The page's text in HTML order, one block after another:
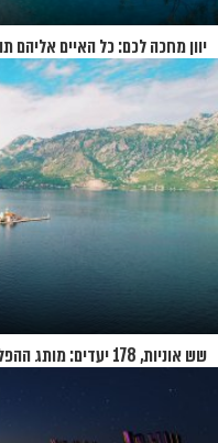
יוון מחכה לכם: כל האיים אליהם
האיים של קיץ 2026
שש אוניות, 178 יעדים: מותג ההפלגות היוקרתי שמכוון להשתלט על קיץ 2028